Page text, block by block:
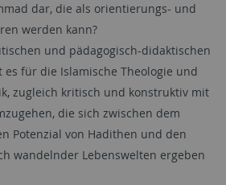
dar, die als orientierungs- und
werden kann?
und pädagogisch-didaktischen
für die Islamische Theologie und
zugleich kritisch und konstruktiv mit
die sich zwischen dem
Potenzial von Hadithen und den
wandelnder Lebenswelten ergeben